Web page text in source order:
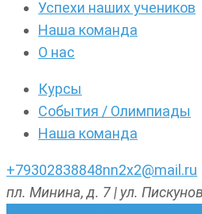
Успехи наших учеников
Наша команда
О нас
Курсы
События / Олимпиады
Наша команда
+79302838848nn2x2@mail.ru
пл. Минина, д. 7 | ул.